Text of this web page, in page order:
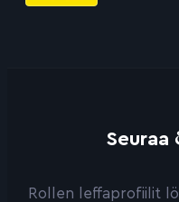
Seuraa
Rollen leffaprofiilit